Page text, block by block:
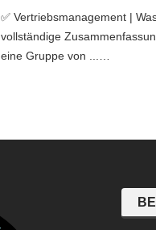
✅ Vertriebsmanagement |
vollständige
eine Gruppe von ...…